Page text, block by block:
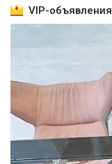
VIP-объявления